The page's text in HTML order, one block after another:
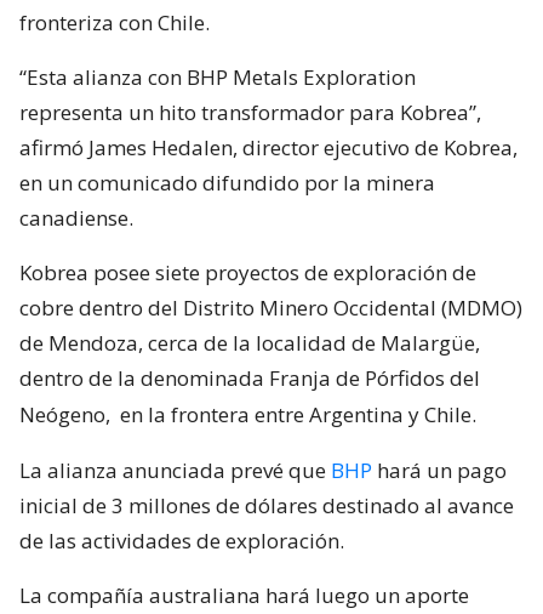
fronteriza con Chile.
“Esta alianza con BHP Metals Exploration
representa un hito transformador para Kobrea”,
afirmó James Hedalen, director ejecutivo de Kobrea,
en un comunicado difundido por la minera
canadiense.
Kobrea posee siete proyectos de exploración de
cobre dentro del Distrito Minero Occidental (MDMO)
de Mendoza, cerca de la localidad de Malargüe,
dentro de la denominada Franja de Pórfidos del
Neógeno, en la frontera entre Argentina y Chile.
La alianza anunciada prevé que BHP hará un pago
inicial de 3 millones de dólares destinado al avance
de las actividades de exploración.
La compañía australiana hará luego un aporte